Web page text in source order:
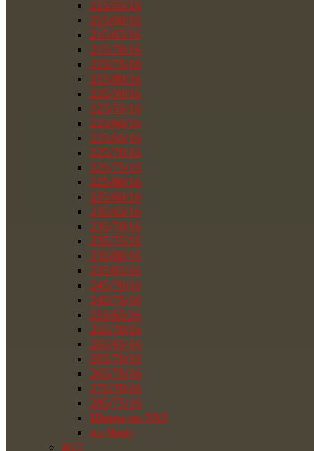
215/55/16
215/60/16
215/65/16
215/70/16
215/75/16
215/80/16
225/50/16
225/55/16
225/60/16
225/65/16
225/70/16
225/75/16
225/80/16
235/60/16
235/65/16
235/70/16
235/75/16
235/80/16
235/85/16
245/70/16
245/75/16
255/65/16
255/70/16
265/65/16
265/70/16
265/75/16
275/70/16
285/75/16
Шины на УАЗ
на Ниву
R17